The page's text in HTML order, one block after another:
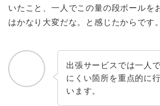
いたこと、一人でこの量の段ボールを
はかなり大変だな。と感じたからです。
出張サービスでは一人
にくい箇所を重点的に
います。